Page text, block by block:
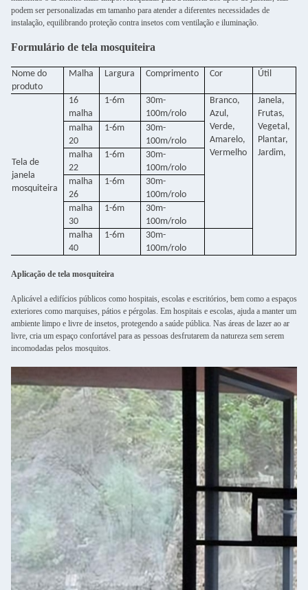
podem ser personalizadas em tamanho para atender a diferentes necessidades de
instalação, equilibrando proteção contra insetos com ventilação e iluminação.
Formulário de tela mosquiteira
Nome do
produto
Malha Largura Comprimento Cor Útil
Tela de
janela
mosquiteira
16
malha
1-6m
30m-
100m/rolo
Branco,
Azul,
Verde,
Amarelo,
Vermelho
Janela,
Frutas,
Vegetal,
Plantar,
Jardim,
malha
20
1-6m
30m-
100m/rolo
malha
22
1-6m
30m-
100m/rolo
malha
26
1-6m
30m-
100m/rolo
malha
30
1-6m
30m-
100m/rolo
malha
40
1-6m
30m-
100m/rolo
Aplicação de tela mosquiteira
Aplicável a edifícios públicos como hospitais, escolas e escritórios, bem como a espaços
exteriores como marquises, pátios e pérgolas. Em hospitais e escolas, ajuda a manter um
ambiente limpo e livre de insetos, protegendo a saúde pública. Nas áreas de lazer ao ar
livre, cria um espaço confortável para as pessoas desfrutarem da natureza sem serem
incomodadas pelos mosquitos.